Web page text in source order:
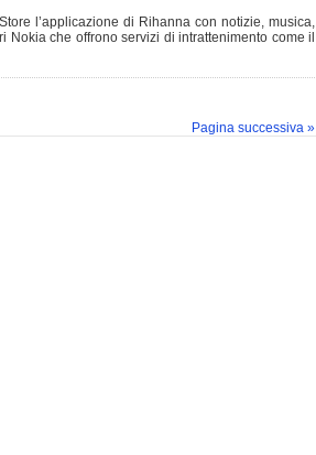
l’applicazione di Rihanna con notizie, musica,
che offrono servizi di intrattenimento come il
Pagina successiva »